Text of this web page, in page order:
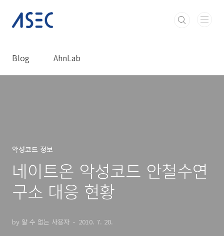
Blog AhnLab
악성코드 정보
네이트온 악성코드 안철수연
구소 대응 현황
by 알 수 없는 사용자 2010. 7. 20.